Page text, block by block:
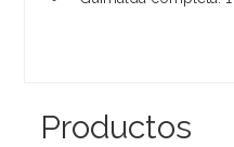
Productos